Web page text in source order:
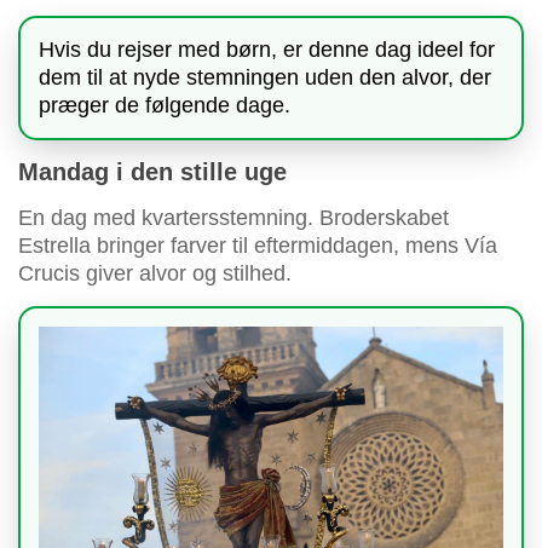
Hvis du rejser med børn, er denne dag ideel for
dem til at nyde stemningen uden den alvor, der
præger de følgende dage.
Mandag i den stille uge
En dag med kvartersstemning. Broderskabet
Estrella bringer farver til eftermiddagen, mens Vía
Crucis giver alvor og stilhed.